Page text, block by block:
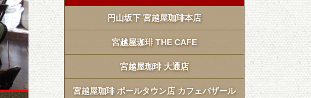
円山坂下 宮越屋珈琲本店
宮越屋珈琲 THE CAFE
宮越屋珈琲 大通店
宮越屋珈琲 ポールタウン店 カフェバザール